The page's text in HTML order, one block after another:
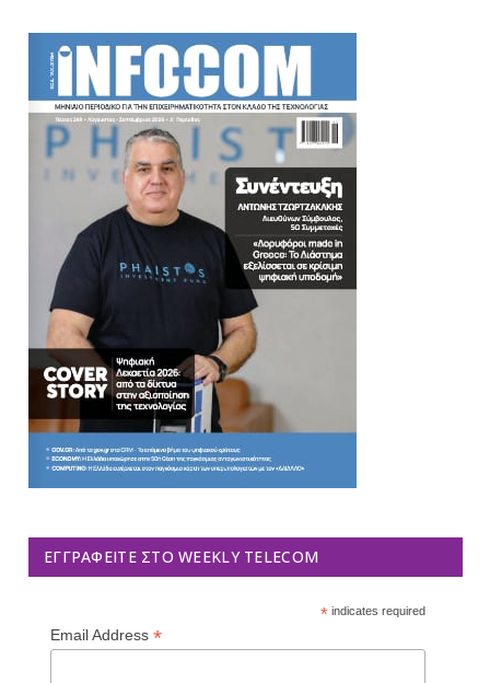
ΕΓΓΡΑΦΕΊΤΕ ΣΤΟ WEEKLY TELECOM
*indicates required
Email Address *